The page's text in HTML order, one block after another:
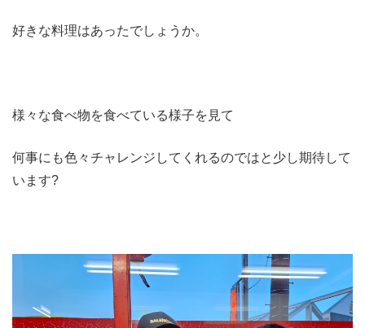
好きな料理はあったでしょうか。
様々な食べ物を食べている様子を見て
何事にも色々チャレンジしてくれるのではと少し期待して
います?